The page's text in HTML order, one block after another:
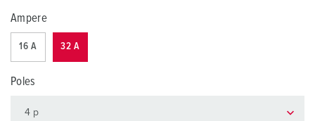
Ampere
16 A 32 A
Poles